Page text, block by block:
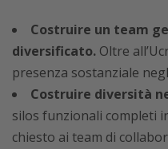
Costruire un team
diversificato. Oltre
presenza sostanziale
Costruire diversità
silos funzionali completi
chiesto ai team di